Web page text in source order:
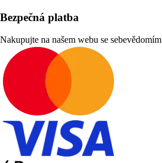
Bezpečná platba
Nakupujte na našem webu se sebevědomím